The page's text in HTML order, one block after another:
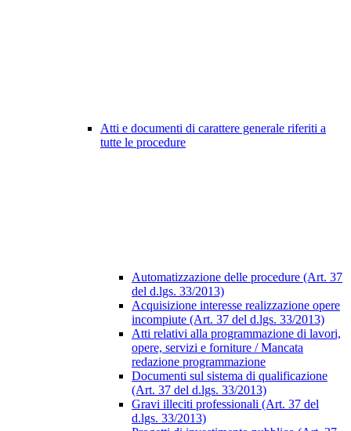
Atti e documenti di carattere generale riferiti a
tutte le procedure
Automatizzazione delle procedure (Art. 37
del d.lgs. 33/2013)
Acquisizione interesse realizzazione opere
incompiute (Art. 37 del d.lgs. 33/2013)
Atti relativi alla programmazione di lavori,
opere, servizi e forniture / Mancata
redazione programmazione
Documenti sul sistema di qualificazione
(Art. 37 del d.lgs. 33/2013)
Gravi illeciti professionali (Art. 37 del
d.lgs. 33/2013)